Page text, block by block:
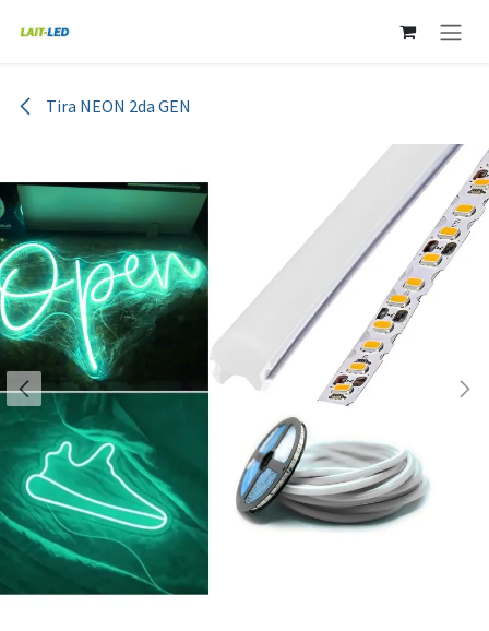
Tira NEON 2da GEN